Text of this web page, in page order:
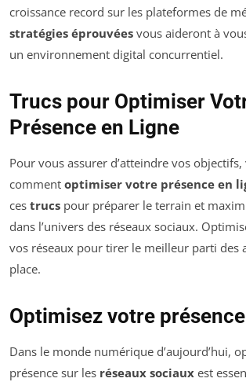
croissance record sur les plateformes de
stratégies éprouvées vous aideront à
un environnement digital concurrentiel.
Trucs pour Optimiser
Présence en Ligne
Pour vous assurer d’atteindre vos
comment optimiser votre présence en
ces trucs pour préparer le terrain et
dans l’univers des réseaux sociaux.
vos réseaux pour tirer le meilleur parti des
place.
Optimisez votre
Dans le monde numérique d’aujourd’hui,
présence sur les réseaux sociaux est